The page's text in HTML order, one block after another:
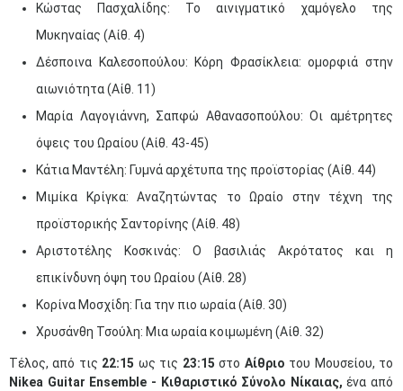
Κώστας Πασχαλίδης: Το αινιγματικό χαμόγελο της
Μυκηναίας (Αίθ. 4)
Δέσποινα Καλεσοπούλου: Κόρη Φρασίκλεια: ομορφιά στην
αιωνιότητα (Αίθ. 11)
Μαρία Λαγογιάννη, Σαπφώ Αθανασοπούλου: Οι αμέτρητες
όψεις του Ωραίου (Αίθ. 43-45)
Κάτια Μαντέλη: Γυμνά αρχέτυπα της προϊστορίας (Αίθ. 44)
Μιμίκα Κρίγκα: Αναζητώντας το Ωραίο στην τέχνη της
προϊστορικής Σαντορίνης (Αίθ. 48)
Αριστοτέλης Κοσκινάς: O βασιλιάς Ακρότατος και η
επικίνδυνη όψη του Ωραίου (Αίθ. 28)
Κορίνα Μοσχίδη: Για την πιο ωραία (Αίθ. 30)
Χρυσάνθη Τσούλη: Μια ωραία κοιμωμένη (Αίθ. 32)
Τέλος, από τις 22:15 ως τις 23:15 στο Αίθριο του Μουσείου, τo
Nikea Guitar Ensemble - Κιθαριστικό Σύνολο Νίκαιας,ένα από